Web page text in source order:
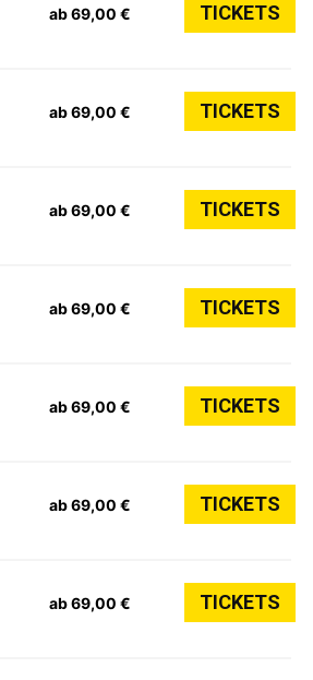
ab 69,00 € TICKETS
ab 69,00 € TICKETS
ab 69,00 € TICKETS
ab 69,00 € TICKETS
ab 69,00 € TICKETS
ab 69,00 € TICKETS
ab 69,00 € TICKETS